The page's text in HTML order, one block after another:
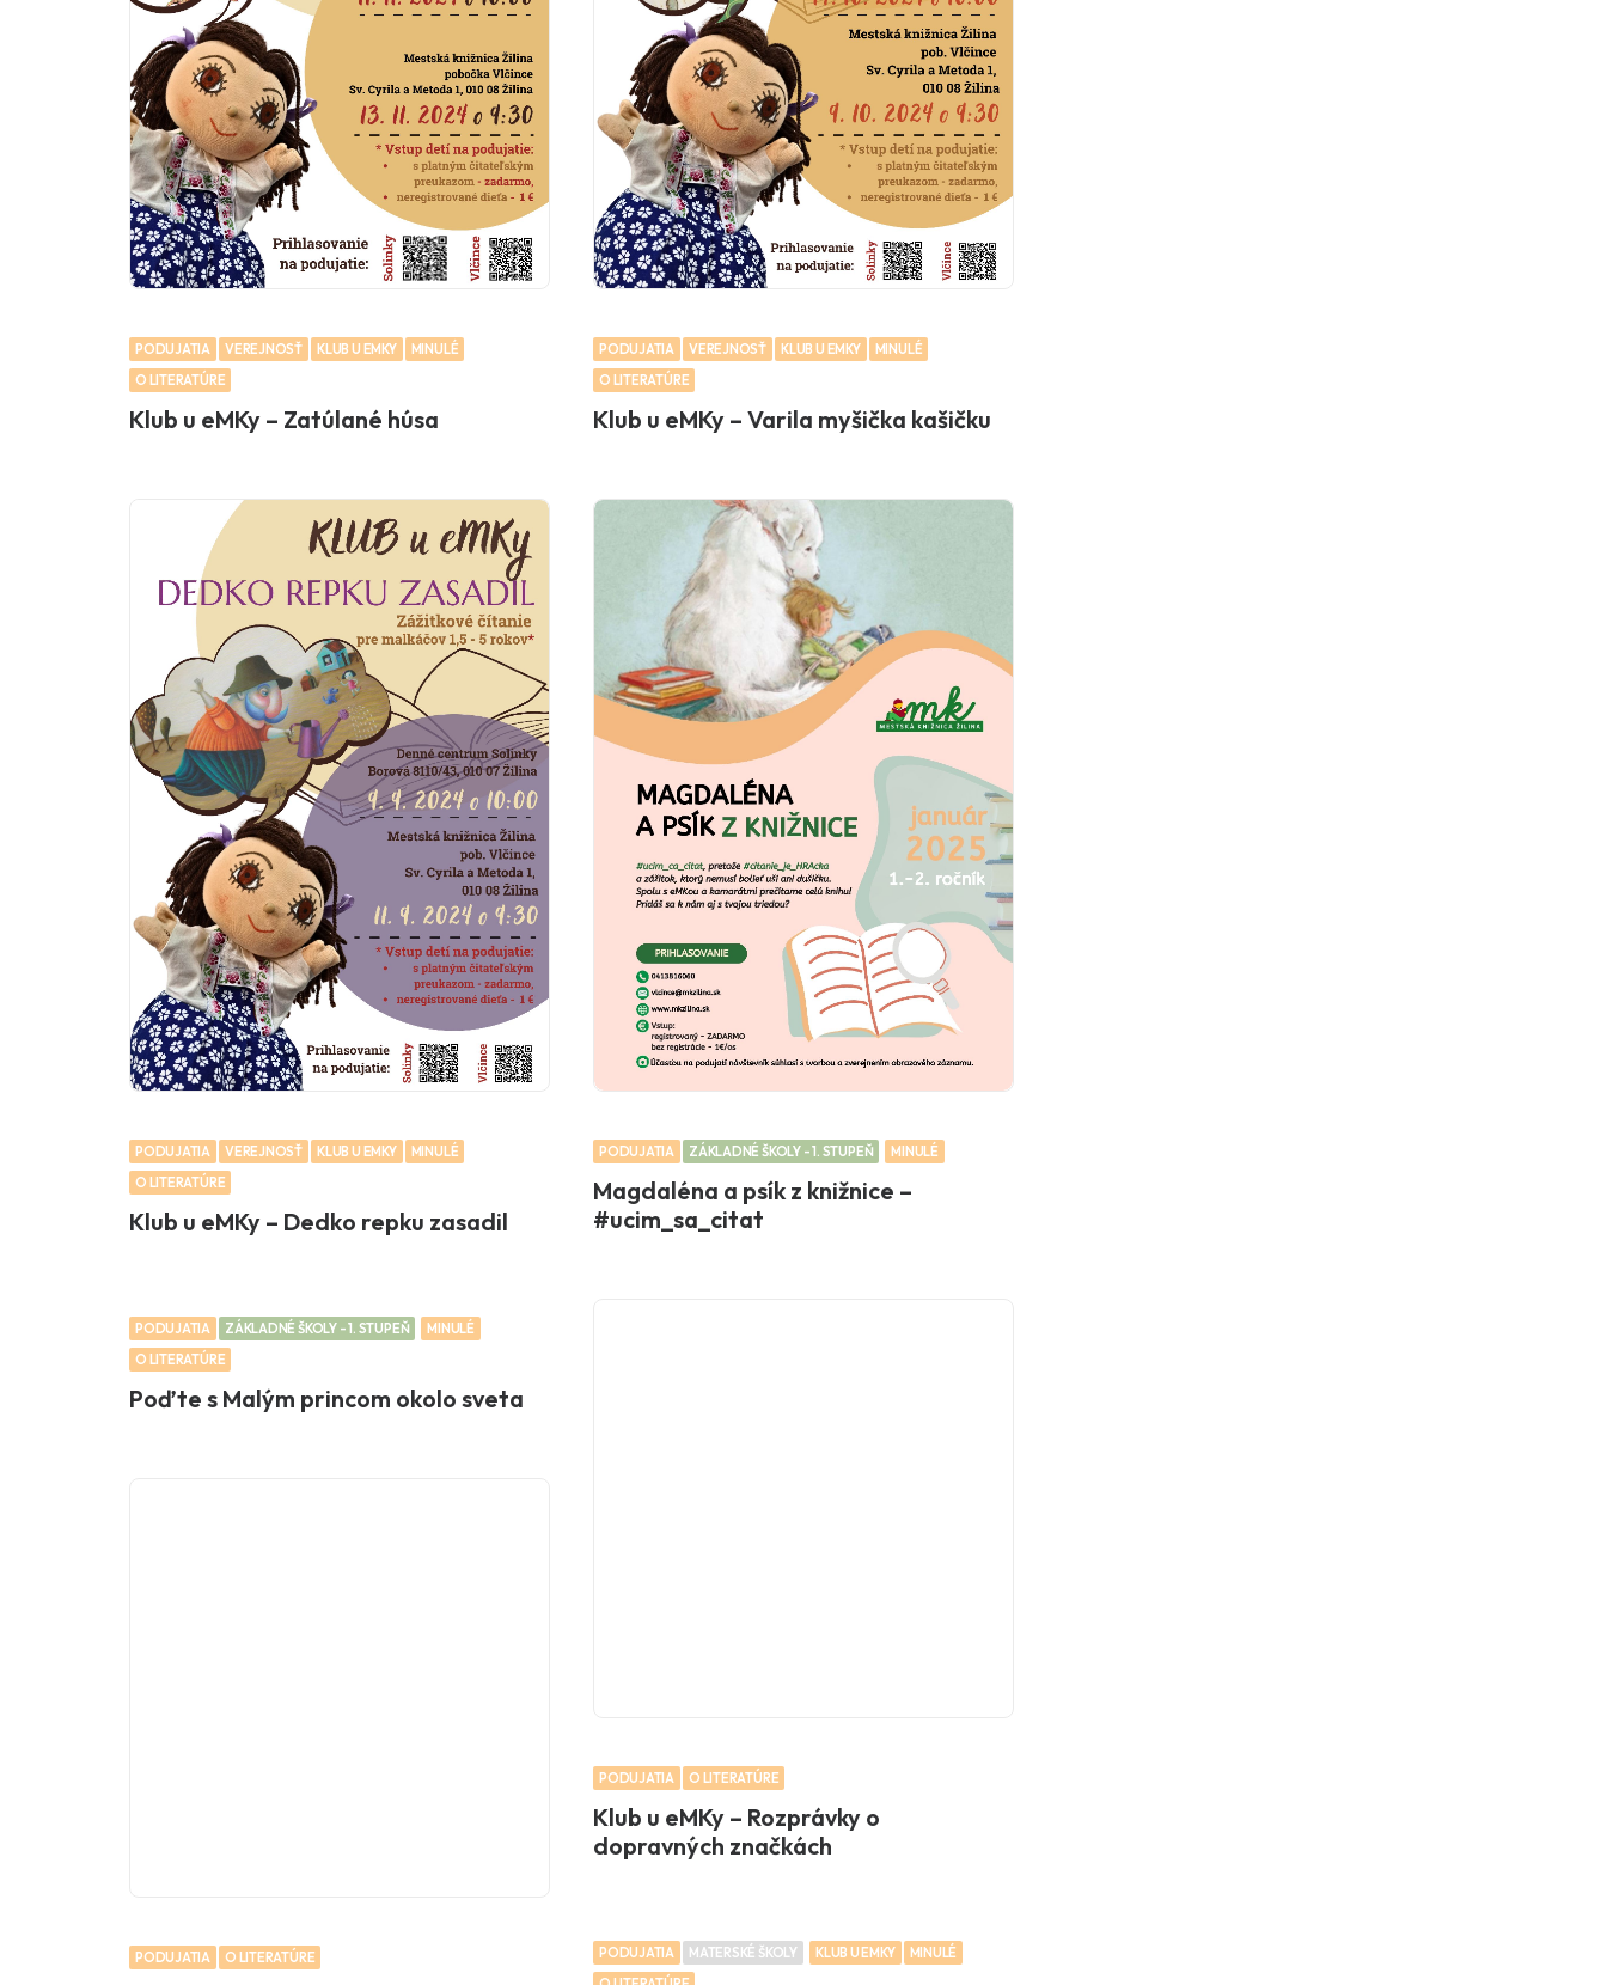
PODUJATIA VEREJNOSŤ KLUB U EMKY
MINULÉ
O LITERATÚRE
Klub u eMKy – Zatúlané húsa
PODUJATIA VEREJNOSŤ KLUB U EMKY
MINULÉ
O LITERATÚRE
Klub u eMKy – Varila myšička kašičku
PODUJATIA VEREJNOSŤ KLUB U EMKY
MINULÉ
O LITERATÚRE
Klub u eMKy – Dedko repku zasadil
PODUJATIA ZÁKLADNÉ ŠKOLY - 1. STUPEŇ MINULÉ
Magdaléna a psík z knižnice –
#ucim_sa_citat
PODUJATIA O LITERATÚRE
Klub u eMKy – Rozprávky o
dopravných značkách
PODUJATIA ZÁKLADNÉ ŠKOLY - 1. STUPEŇ
MINULÉ
O LITERATÚRE
Poďte s Malým princom okolo sveta
PODUJATIA O LITERATÚRE PODUJATIA MATERSKÉ ŠKOLY KLUB U EMKY
MINULÉ